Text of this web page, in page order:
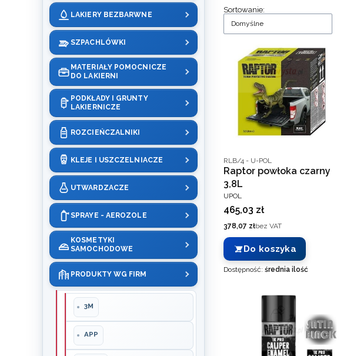
LAKIERY BEZBARWNE
SZPACHLÓWKI
MATERIAŁY POMOCNICZE
DO LAKIERNI
PODKŁADY I GRUNTY
LAKIERNICZE
ROZCIEŃCZALNIKI
KLEJE I USZCZELNIACZE
UTWARDZACZE
SPRAYE - AEROZOLE
KOSMETYKI
SAMOCHODOWE
PRODUKTY WG FIRM
3M
APP
Lista produktów
Sortowanie:
Domyślne
Kod producenta
RLB/4 - U-POL
Raptor powłoka czarny
3,8L
PRODUCENT
UPOL
Cena
465,03 zł
Cena
378,07 złbez VAT
Do koszyka
Dostępność: średnia ilość